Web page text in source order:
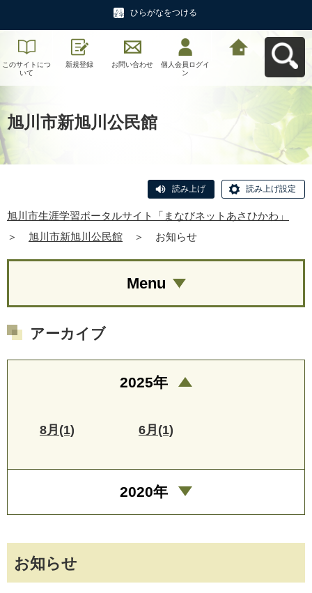
ひらがなをつける
このサイトにつ
いて
新規登録 お問い合わせ
個人会員ログイ
ン
旭川市新旭川公民館
読み上げ 読み上げ設定
旭川市生涯学習ポータルサイト「まなびネットあさひかわ」
＞
旭川市新旭川公民館 ＞ お知らせ
お知らせ
Menu
アーカイブ
2025年
8月(1) 6月(1)
2020年